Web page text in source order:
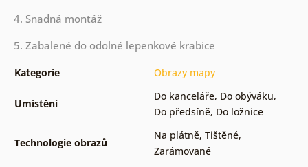
4. Snadná montáž
5. Zabalené do odolné lepenkové krabice
Kategorie Obrazy mapy
Umístění
Do kanceláře, Do obýváku,
Do předsíně, Do ložnice
Technologie obrazů
Na plátně, Tištěné,
Zarámované